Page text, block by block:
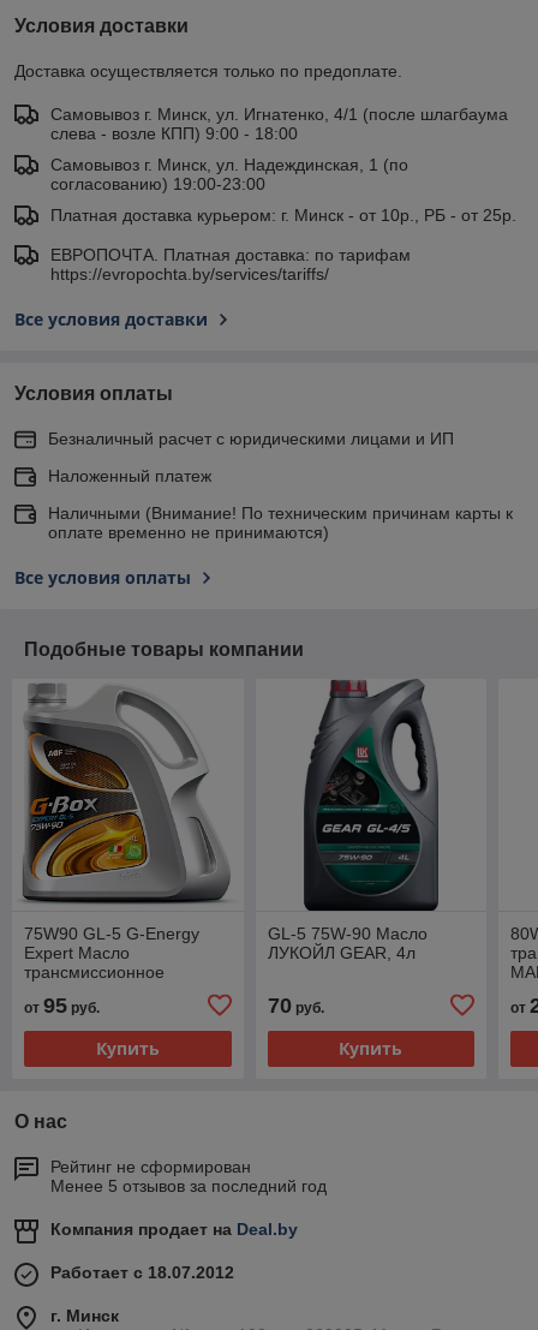
Условия доставки
Доставка осуществляется только по предоплате.
Самовывоз г. Минск, ул. Игнатенко, 4/1 (после шлагбаума
слева - возле КПП) 9:00 - 18:00
Самовывоз г. Минск, ул. Надеждинская, 1 (по
согласованию) 19:00-23:00
Платная доставка курьером: г. Минск - от 10р., РБ - от 25р.
ЕВРОПОЧТА. Платная доставка: по тарифам
https://evropochta.by/services/tariffs/
Все условия доставки
Условия оплаты
Безналичный расчет с юридическими лицами и ИП
Наложенный платеж
Наличными (Внимание! По техническим причинам карты к
оплате временно не принимаются)
Все условия оплаты
Подобные товары компании
75W90 GL-5 G-Energy
Expert Масло
трансмиссионное
от 95 руб.
Купить
GL-5 75W-90 Масло
ЛУКОЙЛ GEAR, 4л
70руб.
Купить
от
О нас
Рейтинг не сформирован
Менее 5 отзывов за последний год
Компания продает на Deal.by
Работает с 18.07.2012
г. Минск